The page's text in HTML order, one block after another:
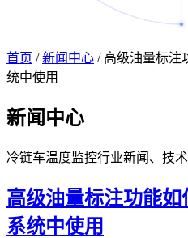
首页 / 新闻中心 / 高级油量标注
统中使用
新闻 中心
冷链车温度监控行业新闻、技
高级油量标注功能
系统中使用